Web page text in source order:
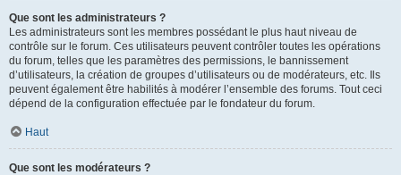
Que sont les administrateurs ?
Les administrateurs sont les membres possédant le plus haut niveau de
contrôle sur le forum. Ces utilisateurs peuvent contrôler toutes les opérations
du forum, telles que les paramètres des permissions, le bannissement
d’utilisateurs, la création de groupes d’utilisateurs ou de modérateurs, etc. Ils
peuvent également être habilités à modérer l’ensemble des forums. Tout ceci
dépend de la configuration effectuée par le fondateur du forum.
Haut
Que sont les modérateurs ?